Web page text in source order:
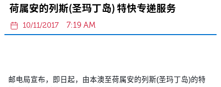
荷属安的列斯(圣玛丁岛) 特快专递服务
10/11/2017 7:19 AM
邮电局宣布，即日起，由本澳至荷属安的列斯(圣玛丁岛)的特